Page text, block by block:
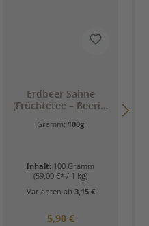
Erdbeer Sahne
(Früchtetee – Beerig.
Verführerisch.)
Gramm: 100g
Inhalt: 100 Gramm
(59,00 €* / 1 kg)
Varianten ab 3,15 €
Regulärer Preis:
5,90 €